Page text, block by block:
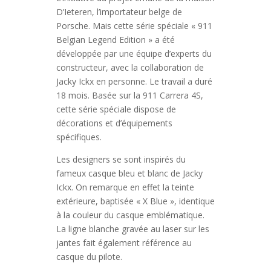
D’Ieteren, l’importateur belge de
Porsche. Mais cette série spéciale « 911
Belgian Legend Edition » a été
développée par une équipe d’experts du
constructeur, avec la collaboration de
Jacky Ickx en personne. Le travail a duré
18 mois. Basée sur la 911 Carrera 4S,
cette série spéciale dispose de
décorations et d’équipements
spécifiques.
Les designers se sont inspirés du
fameux casque bleu et blanc de Jacky
Ickx. On remarque en effet la teinte
extérieure, baptisée « X Blue », identique
à la couleur du casque emblématique.
La ligne blanche gravée au laser sur les
jantes fait également référence au
casque du pilote.